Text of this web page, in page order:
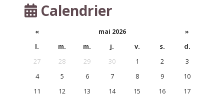
Calendrier
« mai 2026
»
l.
m. m. j. v. s.
d.
27
28 29 30 1 2
3
4
5 6 7 8 9
10
11
12 13 14 15 16
17